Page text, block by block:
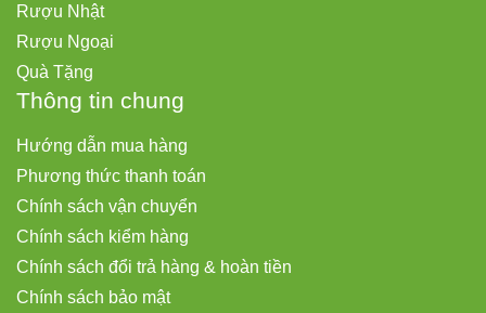
Rượu Nhật
Rượu Ngoại
Quà Tặng
Thông tin chung
Hướng dẫn mua hàng
Phương thức thanh toán
Chính sách vận chuyển
Chính sách kiểm hàng
Chính sách đổi trả hàng & hoàn tiền
Chính sách bảo mật